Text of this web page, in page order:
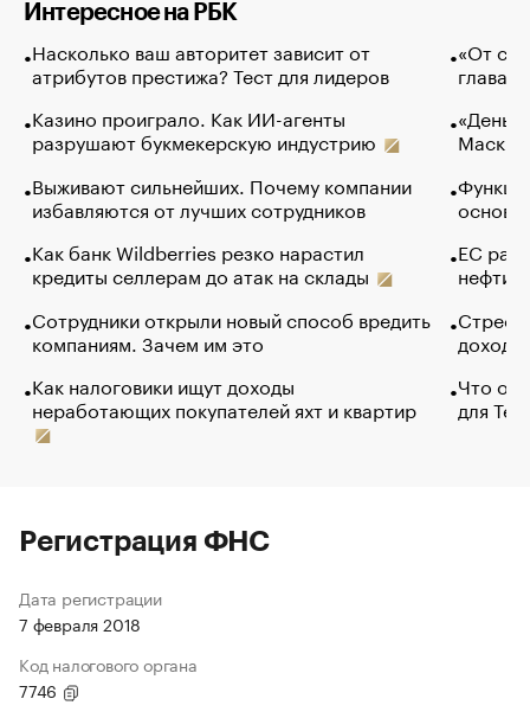
Интересное на РБК
Насколько ваш авторитет зависит от
атрибутов престижа? Тест для лидеров
Казино проиграло. Как ИИ-агенты
разрушают букмекерскую индустрию
Выживают сильнейших. Почему компании
избавляются от лучших сотрудников
Как банк Wildberries резко нарастил
кредиты селлерам до атак на склады
Сотрудники открыли новый способ вредить
компаниям. Зачем им это
Как налоговики ищут доходы
неработающих покупателей яхт и квартир
«От
глава
Маск в
основ
ЕС
нефти
Что
для
Регистрация ФНС
Дата регистрации
7 февраля 2018
Код налогового органа
7746